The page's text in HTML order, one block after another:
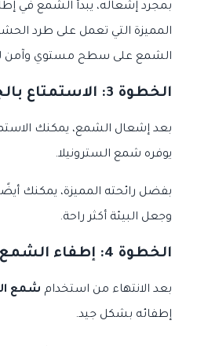
بمجرد إشعاله، يبدأ الشمع في
المميزة التي تعمل على طرد
الشمع على سطح مستوي وآمن
الخطوة 3: الاستمتاع بالجو المريح
بعد إشعال الشمع، يمكنك
يوفره شمع السترونيلا.
بفضل رائحته المميزة، يمكنك
وجعل البيئة أكثر راحة.
الخطوة 4: إطفاء الشمع بعد الاستخدام
بعد الانتهاء من استخدام شمع
إطفائه بشكل جيد.